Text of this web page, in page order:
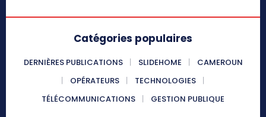
Catégories populaires
DERNIÈRES PUBLICATIONS SLIDEHOME
CAMEROUN
OPÉRATEURS
TECHNOLOGIES
TÉLÉCOMMUNICATIONS
GESTION PUBLIQUE